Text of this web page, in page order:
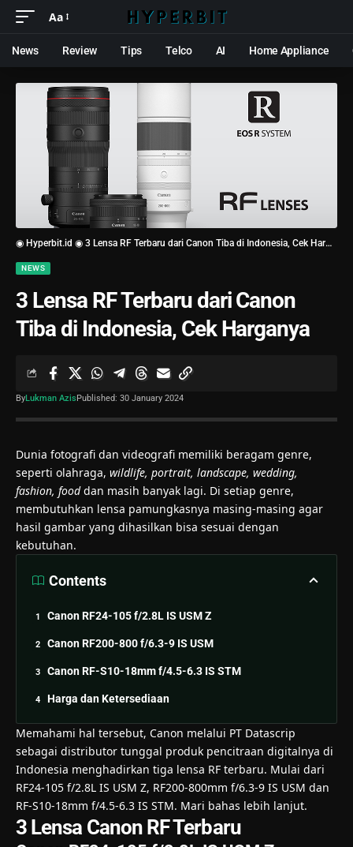
Aa
News Review Tips Telco AI Home Appliance
◉ Hyperbit.id ◉ 3 Lensa RF Terbaru dari Canon Tiba di Indonesia, Cek Harganya
NEWS
3 Lensa RF Terbaru dari Canon
Tiba di Indonesia, Cek Harganya
ByLukman AzisPublished: 30 January 2024
Dunia fotografi dan videografi memiliki beragam genre,
seperti olahraga, wildlife, portrait, landscape, wedding,
fashion, fooddan masih banyak lagi. Di setiap genre,
membutuhkan lensa pamungkasnya masing-masing agar
hasil gambar yang dihasilkan bisa sesuai dengan
kebutuhan.
Contents
Canon RF24-105 f/2.8L IS USM Z
Canon RF200-800 f/6.3-9 IS USM
Canon RF-S10-18mm f/4.5-6.3 IS STM
Harga dan Ketersediaan
Memahami hal tersebut, Canon melalui PT Datascrip
sebagai distributor tunggal produk pencitraan digitalnya di
Indonesia menghadirkan tiga lensa RF terbaru. Mulai dari
RF24-105 f/2.8L IS USM Z, RF200-800mm f/6.3-9 IS USM dan
RF-S10-18mm f/4.5-6.3 IS STM. Mari bahas lebih lanjut.
3 Lensa Canon RF Terbaru